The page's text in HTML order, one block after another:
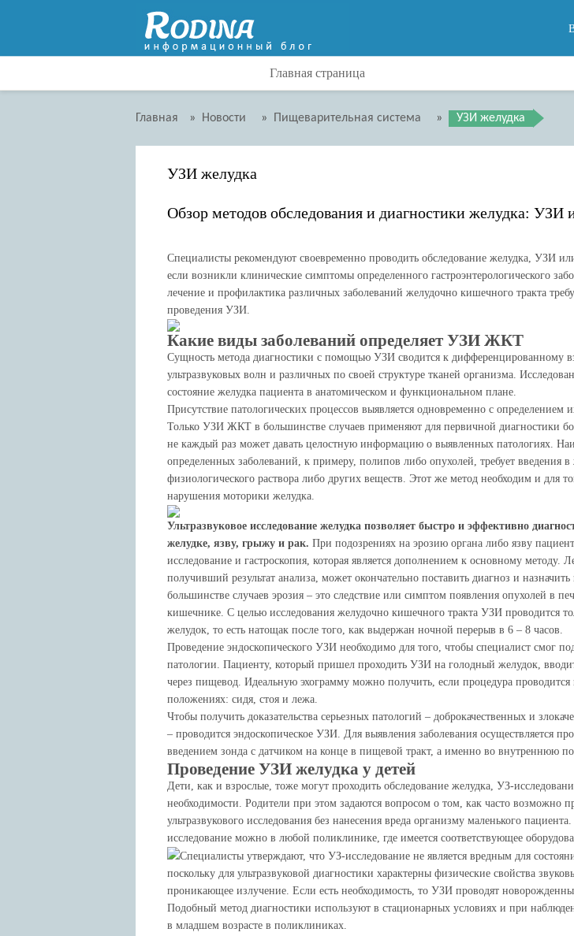
Главная страница
Главная » Новости » Пищеварительная система » УЗИ желудка
УЗИ желудка
Обзор методов обследования и диагностики желудка: УЗИ
Специалисты рекомендуют своевременно проводить обследование желудка, УЗИ
если возникли клинические симптомы определенного гастроэнтерологического
лечение и профилактика различных заболеваний желудочно кишечного тракта
проведения УЗИ.
Какие виды заболеваний определяет УЗИ ЖКТ
Сущность метода диагностики с помощью УЗИ сводится к дифференцированному
ультразвуковых волн и различных по своей структуре тканей организма.
состояние желудка пациента в анатомическом и функциональном плане.
Присутствие патологических процессов выявляется одновременно с определением
Только УЗИ ЖКТ в большинстве случаев применяют для первичной диагностики
не каждый раз может давать целостную информацию о выявленных патологиях.
определенных заболеваний, к примеру, полипов либо опухолей, требует введения в
физиологического раствора либо других веществ. Этот же метод необходим и для
нарушения моторики желудка.
Ультразвуковое исследование желудка позволяет быстро и эффективно
желудке, язву, грыжу и рак. При подозрениях на эрозию органа либо язву
исследование и гастроскопия, которая является дополнением к основному методу.
получивший результат анализа, может окончательно поставить диагноз и
большинстве случаев эрозия – это следствие или симптом появления опухолей в
кишечнике. С целью исследования желудочно кишечного тракта УЗИ проводится
желудок, то есть натощак после того, как выдержан ночной перерыв в 6 – 8 часов.
Проведение эндоскопического УЗИ необходимо для того, чтобы специалист смог
патологии. Пациенту, который пришел проходить УЗИ на голодный желудок,
через пищевод. Идеальную эхограмму можно получить, если процедура
положениях: сидя, стоя и лежа.
Чтобы получить доказательства серьезных патологий – доброкачественных и
– проводится эндоскопическое УЗИ. Для выявления заболевания осуществляется
введением зонда с датчиком на конце в пищевой тракт, а именно во внутреннюю
Проведение УЗИ желудка у детей
Дети, как и взрослые, тоже могут проходить обследование желудка, УЗ-
необходимости. Родители при этом задаются вопросом о том, как часто возможно
ультразвукового исследования без нанесения вреда организму маленького
исследование можно в любой поликлинике, где имеется соответствующее
Специалисты утверждают, что УЗ-исследование не является вредным для
поскольку для ультразвуковой диагностики характерны физические свойства
проникающее излучение. Если есть необходимость, то УЗИ проводят
Подобный метод диагностики используют в стационарных условиях и при
в младшем возрасте в поликлиниках.